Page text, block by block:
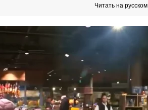
Читать на русском